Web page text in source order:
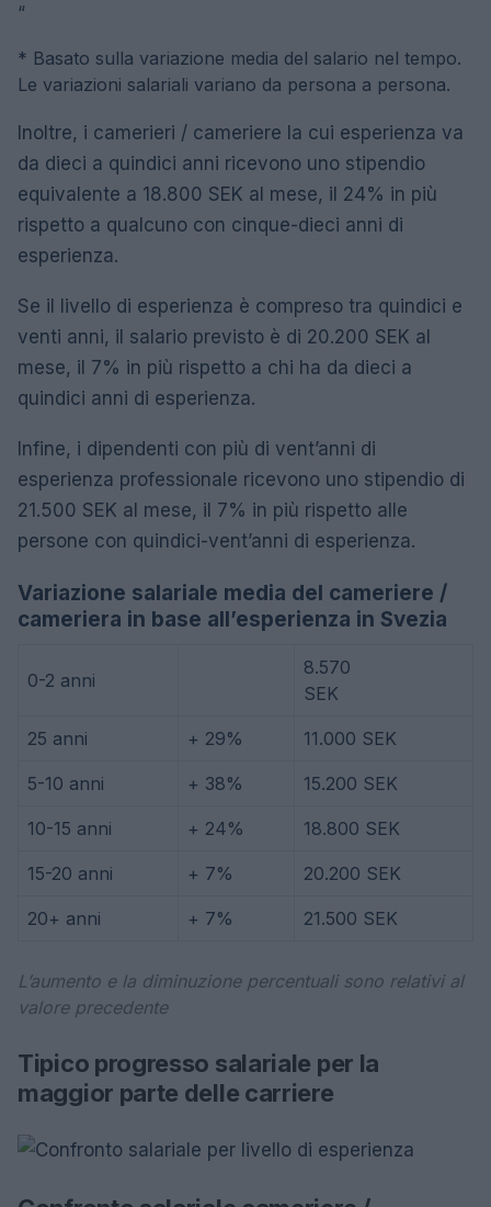
“
* Basato sulla variazione media del salario nel tempo.
Le variazioni salariali variano da persona a persona.
Inoltre, i camerieri / cameriere la cui esperienza va
da dieci a quindici anni ricevono uno stipendio
equivalente a 18.800 SEK al mese, il 24% in più
rispetto a qualcuno con cinque-dieci anni di
esperienza.
Se il livello di esperienza è compreso tra quindici e
venti anni, il salario previsto è di 20.200 SEK al
mese, il 7% in più rispetto a chi ha da dieci a
quindici anni di esperienza.
Infine, i dipendenti con più di vent’anni di
esperienza professionale ricevono uno stipendio di
21.500 SEK al mese, il 7% in più rispetto alle
persone con quindici-vent’anni di esperienza.
Variazione salariale media del cameriere /
cameriera in base all’esperienza in Svezia
0-2 anni
8.570
SEK
25 anni + 29% 11.000 SEK
5-10 anni + 38% 15.200 SEK
10-15 anni + 24% 18.800 SEK
15-20 anni + 7% 20.200 SEK
20+ anni + 7% 21.500 SEK
L’aumento e la diminuzione percentuali sono relativi al
valore precedente
Tipico progresso salariale per la
maggior parte delle carriere